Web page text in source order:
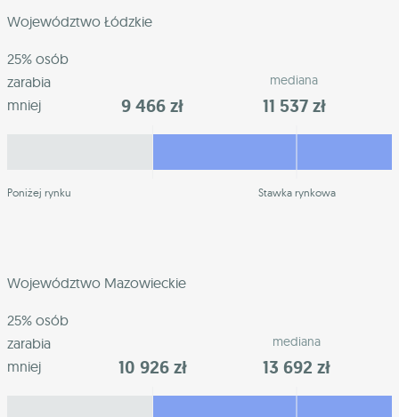
Województwo Łódzkie
25% osób
zarabia
mniej
9 466 zł
mediana
11 537 zł
Poniżej rynku Stawka rynkowa
Województwo Mazowieckie
25% osób
zarabia
mniej
10 926 zł
mediana
13 692 zł